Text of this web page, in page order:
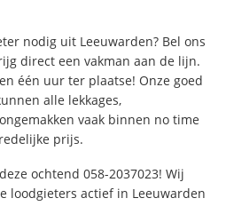
nodig uit Leeuwarden? Bel ons
direct een vakman aan de lijn.
één uur ter plaatse! Onze goed
alle lekkages,
vaak binnen no time
prijs.
ochtend 058-2037023! Wij
loodgieters actief in Leeuwarden